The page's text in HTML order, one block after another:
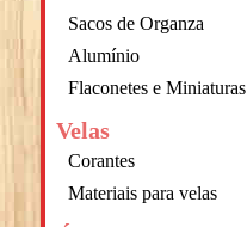
Sacos de Organza
Alumínio
Flaconetes e Miniaturas
Velas
Corantes
Materiais para velas